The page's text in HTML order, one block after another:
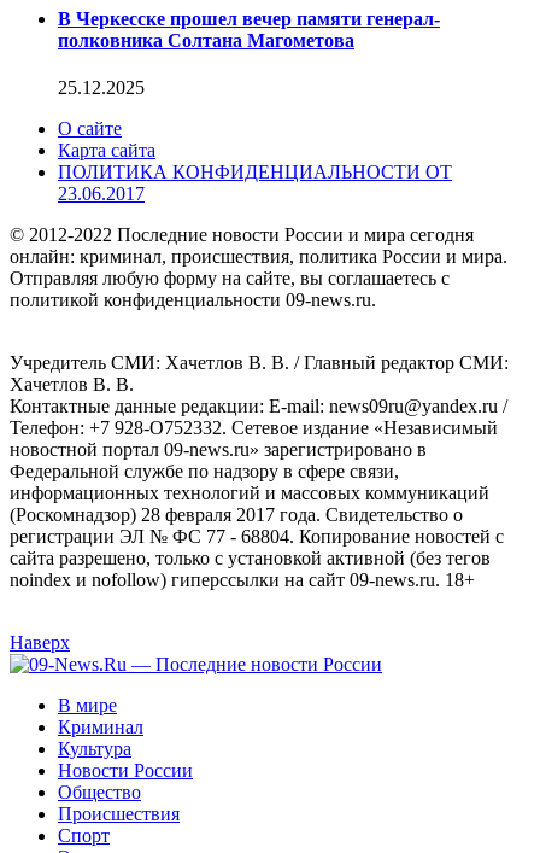
В Черкесске прошел вечер памяти генерал-
полковника Солтана Магометова
25.12.2025
О сайте
Карта сайта
ПОЛИТИКА КОНФИДЕНЦИАЛЬНОСТИ ОТ
23.06.2017
© 2012-2022 Последние новости России и мира сегодня
онлайн: криминал, происшествия, политика России и мира.
Отправляя любую форму на сайте, вы соглашаетесь с
политикой конфиденциальности 09-news.ru.
Учредитель СМИ: Хaчeтлoв B. B. / Главный редактор СМИ:
Хaчeтлoв B. B.
Контактные данные редакции: E-mail: news09ru@yandex.ru /
Телефон: +7 928-O752332. Сетевое издание «Независимый
новостной портал 09-news.ru» зарегистрировано в
Федеральной службе по надзору в сфере связи,
информационных технологий и массовых коммуникаций
(Роскомнадзор) 28 февраля 2017 года. Свидетельство о
регистрации ЭЛ № ФС 77 - 68804. Копирование новостей с
сайта разрешено, только с установкой активной (без тегов
noindex и nofollow) гиперссылки на сайт 09-news.ru. 18+
Наверх
В мире
Криминал
Культура
Новости России
Общество
Происшествия
Спорт